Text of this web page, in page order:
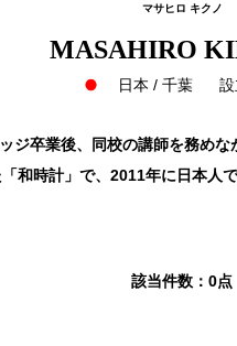
マサヒロ キクノ
MASAHIRO
日本 / 千葉
ジ卒業後、同校の講師を務め
和時計」で、2011年に日本人
該当件数： 0点